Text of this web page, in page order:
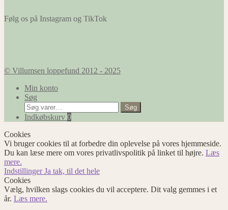
Følg os på Instagram og TikTok
© Villumsen loppefund 2012 - 2025
Min konto
Søg
Søg
efter:
Søg
Indkøbskurv 0
Cookies
Vi bruger cookies til at forbedre din oplevelse på vores hjemmeside.
Du kan læse mere om vores privatlivspolitik på linket til højre. Læs
mere.
IndstillingerJa tak, til det hele
Cookies
Vælg, hvilken slags cookies du vil acceptere. Dit valg gemmes i et
år. Læs mere.